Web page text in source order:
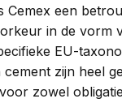
Cemex een
in de vorm
EU-
zijn heel
zowel